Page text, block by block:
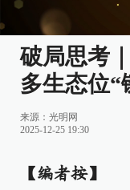
破局思考
多生态位“
来源： 光明网
2025-12-25 19:30
【编者按】